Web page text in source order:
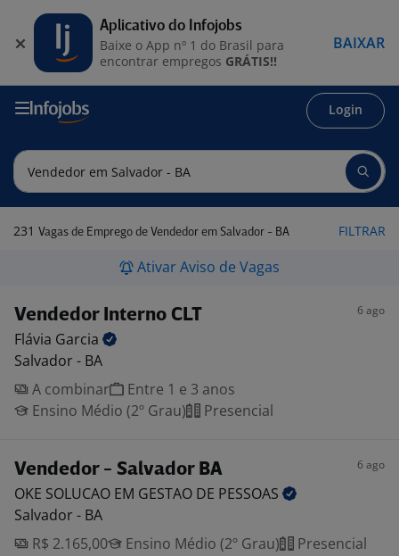
Login
231 Vagas de Emprego de Vendedor em Salvador - BA FILTRAR
Ativar Aviso de Vagas
Vendedor Interno CLT 6 ago
Flávia Garcia
Salvador - BA
A combinar
Entre 1 e 3 anos
Ensino Médio (2º Grau)
Presencial
Vendedor - Salvador BA 6 ago
OKE SOLUCAO EM GESTAO DE PESSOAS
Salvador - BA
R$ 2.165,00
Ensino Médio (2º Grau) Presencial
Aplicativo do Infojobs
Baixe o App nº 1 do Brasil para
encontrar empregos GRÁTIS!!
BAIXAR